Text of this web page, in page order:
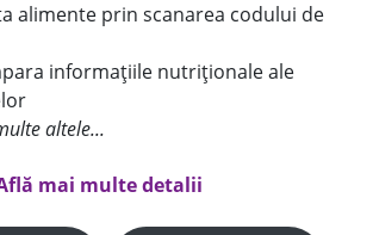
alimente prin scanarea codului de
informațiile nutriționale ale
altele...
mai multe detalii